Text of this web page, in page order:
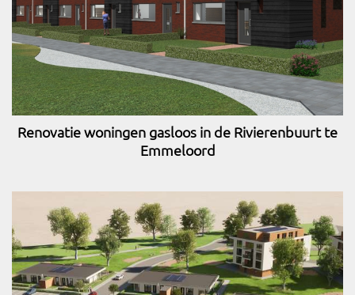
Renovatie woningen gasloos in de Rivierenbuurt te
Emmeloord